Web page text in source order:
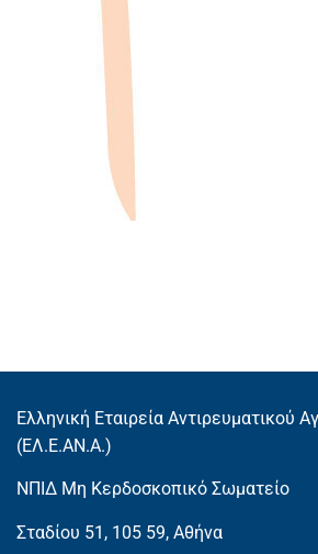
Ελληνική Εταιρεία Αντιρευματικού
(EΛ.Ε.ΑΝ.Α.)
ΝΠΙΔ Μη Κερδοσκοπικό Σωματείο
Σταδίου 51, 105 59, Αθήνα